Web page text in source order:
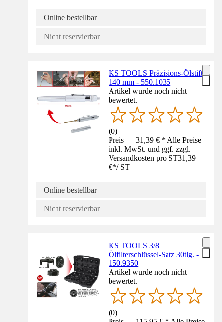
Online bestellbar
Nicht reservierbar
KS TOOLS Präzisions-Ölstift
140 mm - 550.1035
Artikel wurde noch nicht
bewertet.
(0)
Preis — 31,39 € * Alle Preise
inkl. MwSt. und ggf. zzgl.
Versandkosten pro ST31,39
€*/ ST
Online bestellbar
Nicht reservierbar
KS TOOLS 3/8
Ölfilterschlüssel-Satz 30tlg. -
150.9350
Artikel wurde noch nicht
bewertet.
(0)